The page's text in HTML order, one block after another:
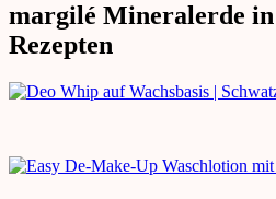
margilé Mineralerde in
Rezepten